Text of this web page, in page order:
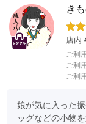
き
店内
ご利
ご利
ご利
娘が気に入った
ッグなどの小物